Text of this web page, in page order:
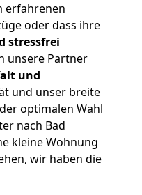
erfahrenen
oder dass ihre
stressfrei
unsere Partner
und
und unser breite
optimalen Wahl
nach Bad
kleine Wohnung
wir haben die